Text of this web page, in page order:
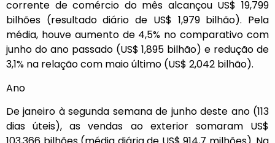
corrente de comércio do mês alcançou US$ 19,799
bilhões (resultado diário de US$ 1,979 bilhão). Pela
média, houve aumento de 4,5% no comparativo com
junho do ano passado (US$ 1,895 bilhão) e redução de
3,1% na relação com maio último (US$ 2,042 bilhão).
Ano
De janeiro à segunda semana de junho deste ano (113
dias úteis), as vendas ao exterior somaram US$